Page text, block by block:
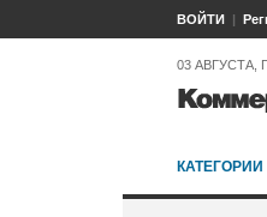
ВОЙТИ
03 АВГУСТА,
КАТЕГОРИИ